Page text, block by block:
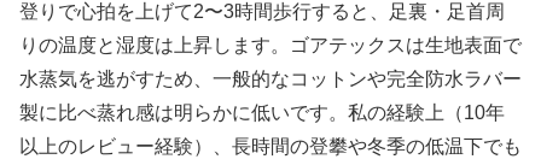
登りで心拍を上げて2〜3時間歩行すると、足裏・足首周
りの温度と湿度は上昇します。ゴアテックスは生地表面で
水蒸気を逃がすため、一般的なコットンや完全防水ラバー
製に比べ蒸れ感は明らかに低いです。私の経験上（10年
以上のレビュー経験）、長時間の登攀や冬季の低温下でも